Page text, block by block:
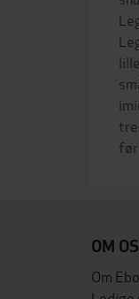
OM
Om